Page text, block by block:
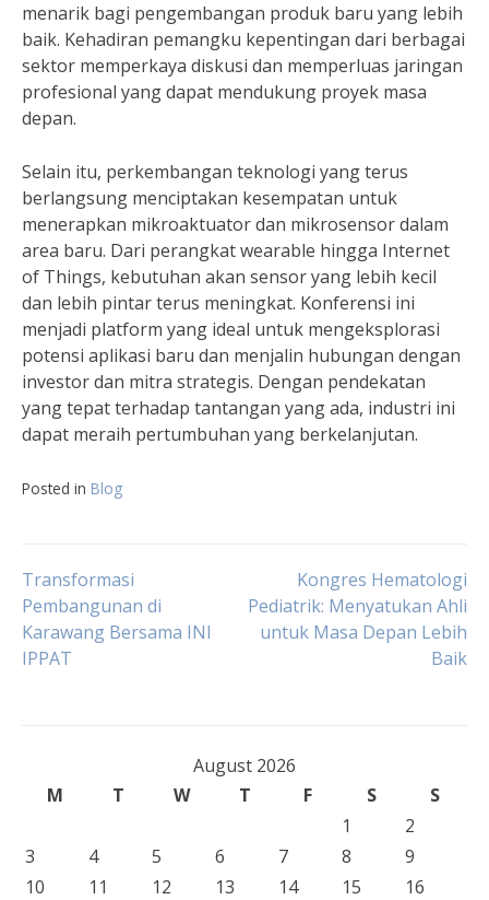
menarik bagi pengembangan produk baru yang lebih
baik. Kehadiran pemangku kepentingan dari berbagai
sektor memperkaya diskusi dan memperluas jaringan
profesional yang dapat mendukung proyek masa
depan.
Selain itu, perkembangan teknologi yang terus
berlangsung menciptakan kesempatan untuk
menerapkan mikroaktuator dan mikrosensor dalam
area baru. Dari perangkat wearable hingga Internet
of Things, kebutuhan akan sensor yang lebih kecil
dan lebih pintar terus meningkat. Konferensi ini
menjadi platform yang ideal untuk mengeksplorasi
potensi aplikasi baru dan menjalin hubungan dengan
investor dan mitra strategis. Dengan pendekatan
yang tepat terhadap tantangan yang ada, industri ini
dapat meraih pertumbuhan yang berkelanjutan.
Posted in Blog
Post
navigation
Transformasi
Pembangunan di
Karawang Bersama INI
IPPAT
Kongres Hematologi
Pediatrik: Menyatukan Ahli
untuk Masa Depan Lebih
Baik
August 2026
M
T W T F S
S
1
2
3
4 5 6 7 8
9
10
11 12 13 14 15
16